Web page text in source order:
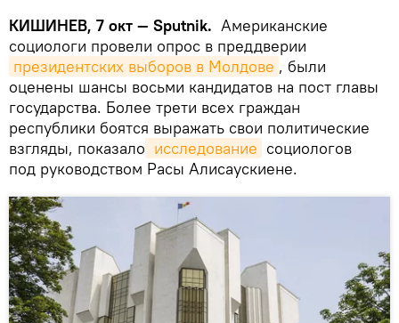
КИШИНЕВ, 7 окт — Sputnik. Американские
социологи провели опрос в преддверии
президентских выборов в Молдове , были
оценены шансы восьми кандидатов на пост главы
государства. Более трети всех граждан
республики боятся выражать свои политические
взгляды, показало исследование социологов
под руководством Расы Алисаускиене.